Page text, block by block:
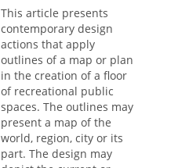
This article presents
contemporary design
actions that apply
outlines of a map or plan
in the creation of a floor
of recreational public
spaces. The outlines may
present a map of the
world, region, city or its
part. The design may